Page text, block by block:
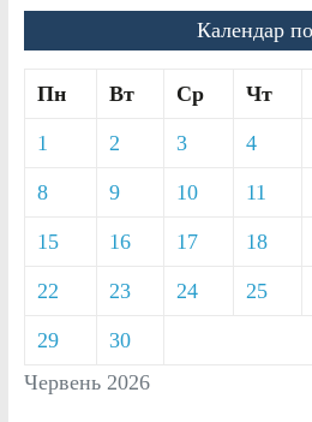
Календар
Червень 2026
Пн Вт Ср Чт
1 2 3 4
8 9 10 11
15 16 17 18
22 23 24 25
29 30